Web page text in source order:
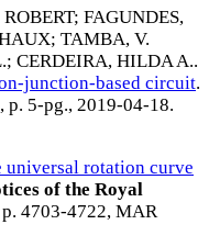
; FAGUNDES,
; TAMBA, V.
; CERDEIRA, HILDA A..
junction-based circuit.
p. 5-pg., 2019-04-18.
universal rotation curve
of the Royal
4703-4722, MAR